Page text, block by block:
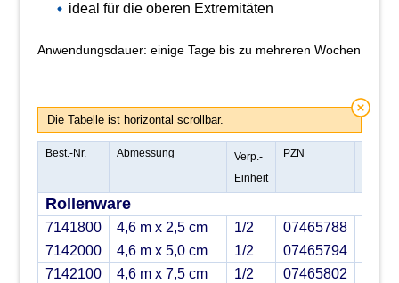
ideal für die oberen Extremitäten
Anwendungsdauer: einige Tage bis zu mehreren Wochen
Die Tabelle ist horizontal scrollbar.
Best.-Nr. Abmessung
Verp.-
Einheit
PZN
Rollenware
7141800 4,6 m x 2,5 cm 1/2
07465788
7142000
4,6 m x 5,0 cm 1/2
07465794
7142100
4,6 m x 7,5 cm 1/2
07465802